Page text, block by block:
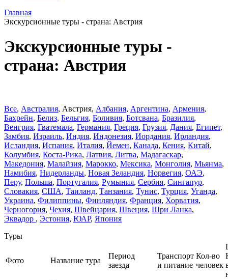
Главная
Экскурсионные туры - страна: Австрия
Экскурсионные туры -
страна: Австрия
Все, Австралия, Австрия, Албания, Аргентина, Армения,
Бахрейн, Белиз, Бельгия, Боливия, Ботсвана, Бразилия,
Венгрия, Гватемала, Германия, Греция, Грузия, Дания, Египет,
Замбия, Израиль, Индия, Индонезия, Иордания, Ирландия,
Исландия, Испания, Италия, Йемен, Канада, Кения, Китай,
Колумбия, Коста-Рика, Латвия, Литва, Мадагаскар,
Македония, Малайзия, Марокко, Мексика, Монголия, Мьянма,
Намибия, Нидерланды, Новая Зеландия, Норвегия, ОАЭ,
Перу, Польша, Португалия, Румыния, Сербия, Сингапур,
Словакия, США, Таиланд, Танзания, Тунис, Турция, Уганда,
Украина, Филиппины, Финляндия, Франция, Хорватия,
Черногория, Чехия, Швейцария, Швеция, Шри Ланка,
Эквадор , Эстония, ЮАР, Япония
Туры
Фото Название тура
Период
заезда
Транспорт
и питание
Кол-во
человек